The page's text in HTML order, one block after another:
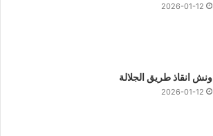
2026-01-12
ونش انقاذ طريق الجلالة
2026-01-12